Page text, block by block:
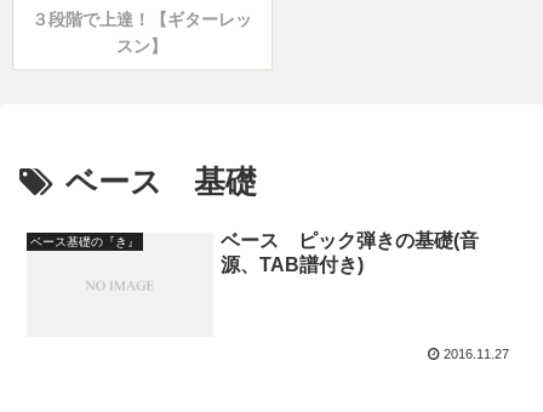
３段階で上達！【ギターレッ
スン】
ベース 基礎
ベース基礎の『き』
ベース ピック弾きの基礎(音
源、TAB譜付き)
2016.11.27